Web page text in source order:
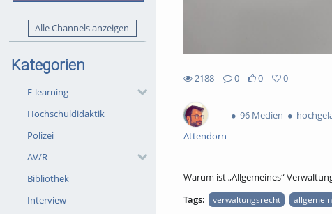
Alle Channels anzeigen
Kategorien
E-learning
Hochschuldidaktik
Polizei
AV/R
Bibliothek
Interview
2188
0
0
0
Attendorn
96 Medien
Warum ist „Allgemeines“
Tags:
verwaltungsrecht allgemein